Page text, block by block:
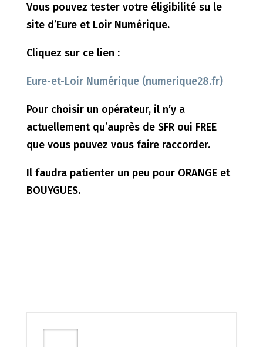
Vous pouvez tester votre éligibilité su le
site d’Eure et Loir Numérique.
Cliquez sur ce lien :
Eure-et-Loir Numérique (numerique28.fr)
Pour choisir un opérateur, il n’y a
actuellement qu’auprès de SFR oui FREE
que vous pouvez vous faire raccorder.
Il faudra patienter un peu pour ORANGE et
BOUYGUES.